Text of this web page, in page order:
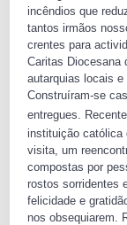
incêndios que
tantos irmãos
crentes para
Caritas Diocesana
autarquias locais
Construíram-se
entregues.
instituição católica
visita, um
compostas por
rostos sorridentes
felicidade e
nos obsequiarem.